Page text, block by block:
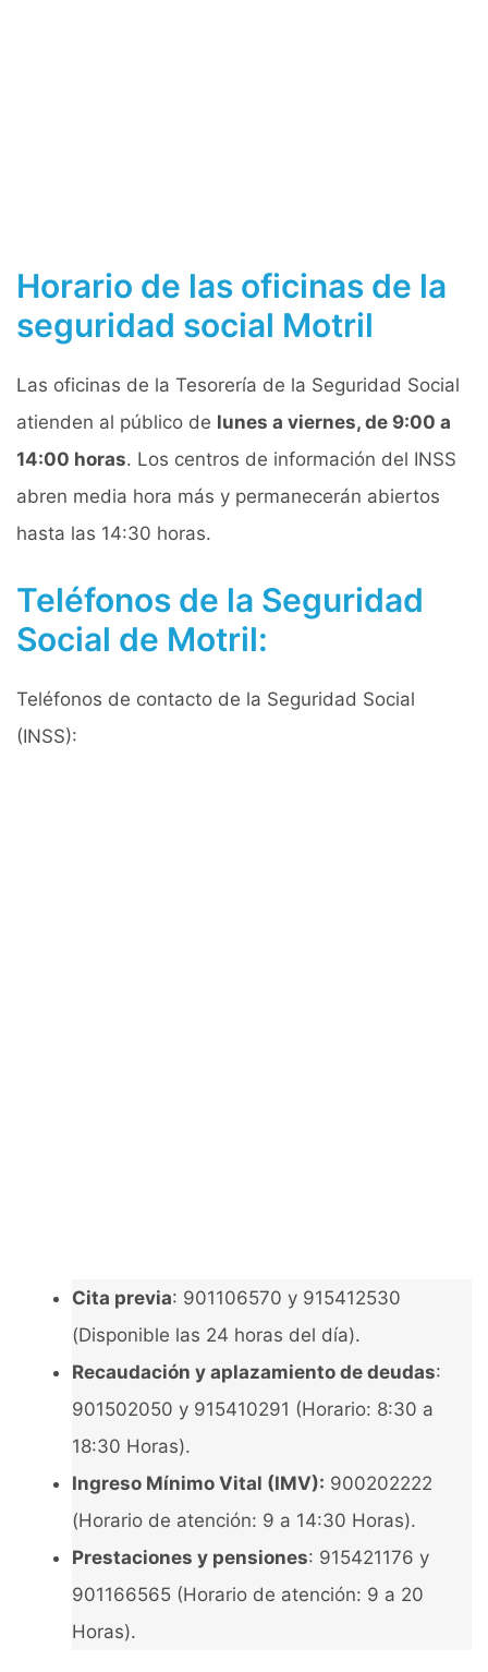
Horario de las oficinas de la
seguridad social Motril
Las oficinas de la Tesorería de la Seguridad Social
atienden al público de lunes a viernes, de 9:00 a
14:00 horas. Los centros de información del INSS
abren media hora más y permanecerán abiertos
hasta las 14:30 horas.
Teléfonos de la Seguridad
Social de Motril:
Teléfonos de contacto de la Seguridad Social
(INSS):
Cita previa: 901106570 y 915412530
(Disponible las 24 horas del día).
Recaudación y aplazamiento de deudas:
901502050 y 915410291 (Horario: 8:30 a
18:30 Horas).
Ingreso Mínimo Vital (IMV): 900202222
(Horario de atención: 9 a 14:30 Horas).
Prestaciones y pensiones: 915421176 y
901166565 (Horario de atención: 9 a 20
Horas).